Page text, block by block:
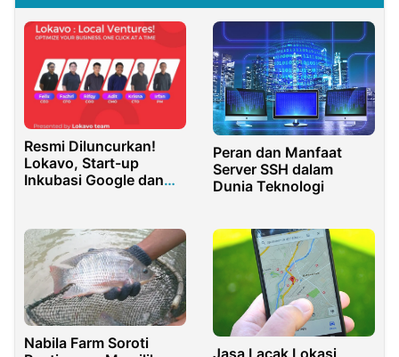
Resmi Diluncurkan!
Lokavo, Start-up
Inkubasi Google dan
Peran dan Manfaat
Server SSH dalam
Dunia Teknologi
Nabila Farm Soroti
Jasa Lacak Lokasi